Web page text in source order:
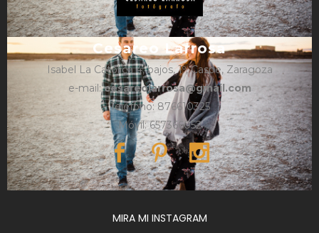
Cesareo Larrosa
Isabel La Católica 4, bajos, 1º, Caspe, Zaragoza
e-mail:cesareolarrosa@gmail.com
Teléfono: 876610325
Móvil: 657366052
MIRA MI INSTAGRAM